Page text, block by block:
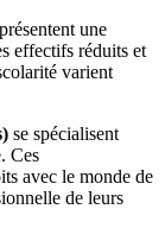
une
effectifs réduits et
varient
se spécialisent
Ces
avec le monde de
de leurs